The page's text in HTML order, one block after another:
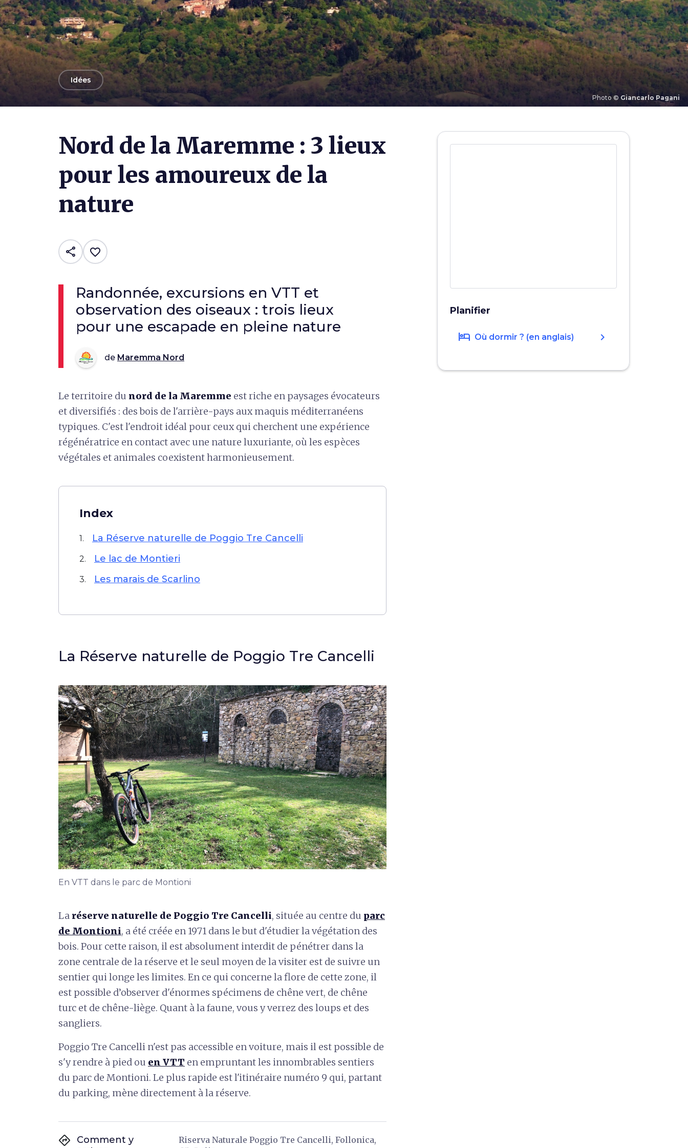
Photo © Giancarlo Pagani
arrow_backIdées
Nord de la Maremme : 3 lieux
pour les amoureux de la
nature
share favorite_border
Randonnée, excursions en VTT et
observation des oiseaux : trois lieux
pour une escapade en pleine nature
de Maremma Nord
Le territoire du nord de la Maremme est riche en paysages évocateurs
et diversifiés : des bois de l'arrière-pays aux maquis méditerranéens
typiques. C'est l'endroit idéal pour ceux qui cherchent une expérience
régénératrice en contact avec une nature luxuriante, où les espèces
végétales et animales coexistent harmonieusement.
Index
1. La Réserve naturelle de Poggio Tre Cancelli
2. Le lac de Montieri
3. Les marais de Scarlino
La Réserve naturelle de Poggio Tre Cancelli
En VTT dans le parc de Montioni
La réserve naturelle de Poggio Tre Cancelli, située au centre du parc
de Montioni, a été créée en 1971 dans le but d'étudier la végétation des
bois. Pour cette raison, il est absolument interdit de pénétrer dans la
zone centrale de la réserve et le seul moyen de la visiter est de suivre un
sentier qui longe les limites. En ce qui concerne la flore de cette zone, il
est possible d’observer d'énormes spécimens de chêne vert, de chêne
turc et de chêne-liège. Quant à la faune, vous y verrez des loups et des
sangliers.
Poggio Tre Cancelli n'est pas accessible en voiture, mais il est possible de
s'y rendre à pied ou en VTT en empruntant les innombrables sentiers
du parc de Montioni. Le plus rapide est l'itinéraire numéro 9 qui, partant
du parking, mène directement à la réserve.
directions
Comment y
Riserva Naturale Poggio Tre Cancelli, Follonica,
Planifier
hotel Où dormir ? (en anglais) chevron_right